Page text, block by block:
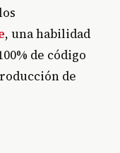
, una habilidad
de código
de